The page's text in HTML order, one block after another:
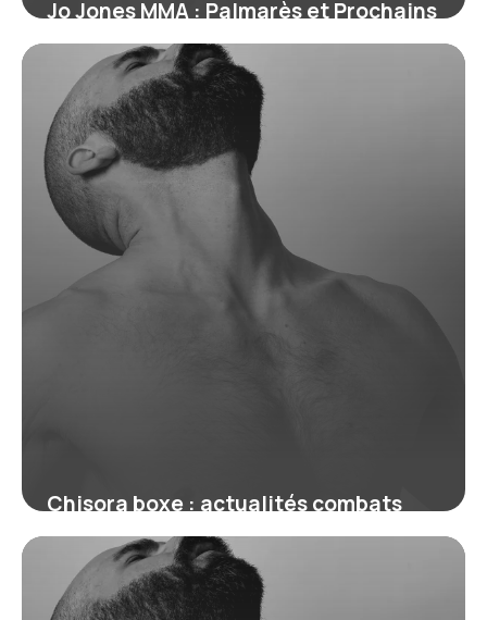
Jo Jones MMA : Palmarès et Prochains
Combats
19 juin 2026
Chisora boxe : actualités combats
2026
18 juin 2026